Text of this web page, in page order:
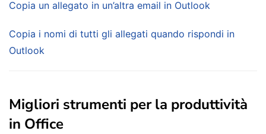
Copia un allegato in un’altra email in Outlook
Copia i nomi di tutti gli allegati quando rispondi in
Outlook
Migliori strumenti per la produttività
in Office